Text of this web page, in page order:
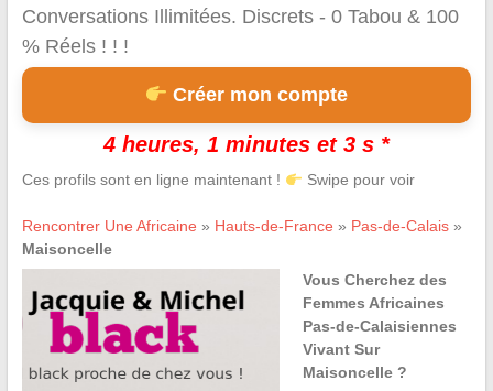
Conversations Illimitées. Discrets - 0 Tabou & 100
% Réels ! ! !
Créer mon compte
4 heures, 1 minutes et 3 s *
Ces profils sont en ligne maintenant ! Swipe pour voir
Rencontrer Une Africaine » Hauts-de-France » Pas-de-Calais»
Maisoncelle
Vous Cherchez des
Femmes Africaines
Pas-de-Calaisiennes
Vivant Sur
Maisoncelle ?